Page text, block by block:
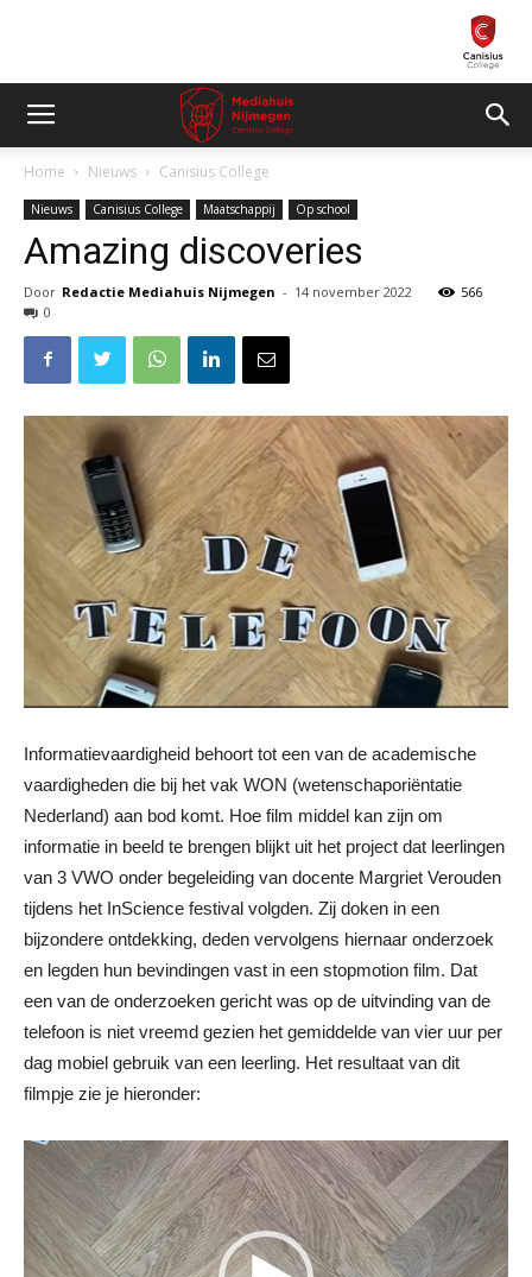
Home Nieuws Canisius College
Nieuws Canisius College Maatschappij Op school
Amazing discoveries
Door Redactie Mediahuis Nijmegen - 14 november 2022
566
0
Informatievaardigheid behoort tot een van de academische
vaardigheden die bij het vak WON (wetenschaporiëntatie
Nederland) aan bod komt. Hoe film middel kan zijn om
informatie in beeld te brengen blijkt uit het project dat leerlingen
van 3 VWO onder begeleiding van docente Margriet Verouden
tijdens het InScience festival volgden. Zij doken in een
bijzondere ontdekking, deden vervolgens hiernaar onderzoek
en legden hun bevindingen vast in een stopmotion film. Dat
een van de onderzoeken gericht was op de uitvinding van de
telefoon is niet vreemd gezien het gemiddelde van vier uur per
dag mobiel gebruik van een leerling. Het resultaat van dit
filmpje zie je hieronder:
Videospeler